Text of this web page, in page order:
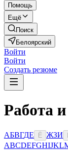
Помощь
Ещё
Поиск
Белоярский
Войти
Войти
Создать резюме
Работа
АБВГДЕ Ё ЖЗИ
ABCDEFGHIJKL